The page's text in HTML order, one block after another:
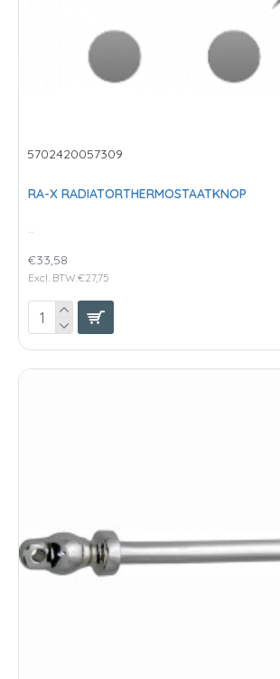
5702420057309
RA-X RADIATORTHERMOSTAATKNOP
€33,58
Excl. BTW:€27,75